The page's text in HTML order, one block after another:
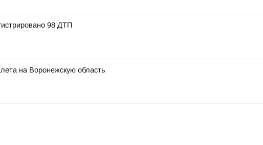
98 ДТП
на Воронежскую область